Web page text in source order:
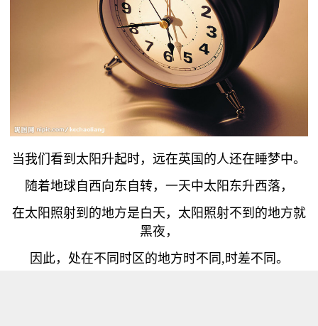
当我们看到太阳升起时，远在英国的人还在睡梦中。
随着地球自西向东自转，一天中太阳东升西落，
在太阳照射到的地方是白天，太阳照射不到的地方就
黑夜，
因此，处在不同时区的地方时不同,时差不同。